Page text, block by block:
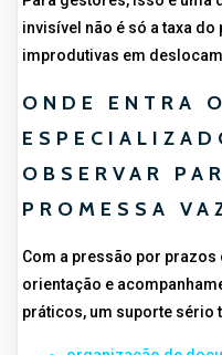
invisível não é só a taxa
improdutivas em
ONDE ENTRA
OBSERVAR
PROMESSA
Com a pressão por
orientação e
práticos, um suporte sério